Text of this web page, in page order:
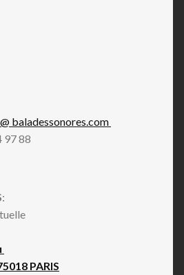
baladessonores.com
97 88
:
PARIS